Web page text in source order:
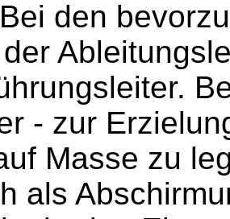
Bei den
- zur
Masse zu
als